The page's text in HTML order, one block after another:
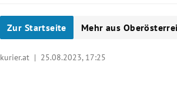
Zur Startseite Mehr aus
kurier.at | 25.08.2023, 17:25